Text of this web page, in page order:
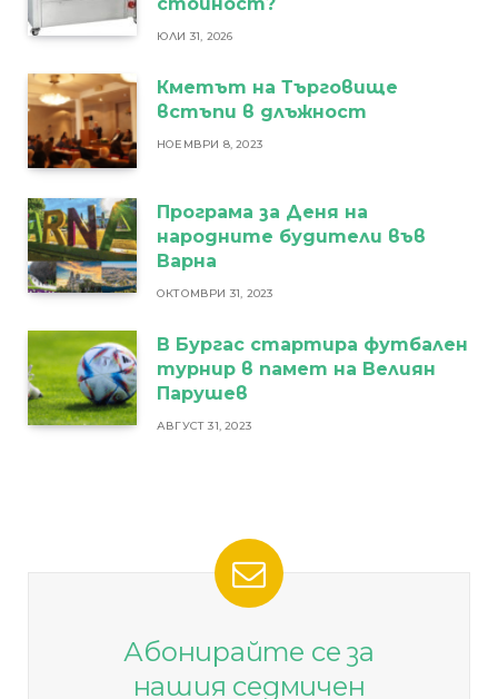
ЮЛИ 31, 2026
Кметът на Търговище
встъпи в длъжност
НОЕМВРИ 8, 2023
Програма за Деня на
народните будители във
Варна
ОКТОМВРИ 31, 2023
В Бургас стартира футбален
турнир в памет на Велиян
Парушев
АВГУСТ 31, 2023
Абонирайте се за
нашия седмичен